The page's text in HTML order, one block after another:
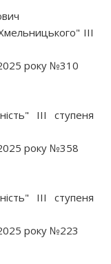
III
року №310
III ступеня
року №358
III ступеня
року №223